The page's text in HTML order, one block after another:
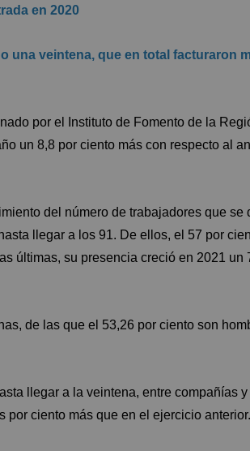
en 2020
una veintena, que en total facturaron
por el Instituto de Fomento de la
un 8,8 por ciento más con respecto al
del número de trabajadores que se
llegar a los 91. De ellos, el 57 por
últimas, su presencia creció en 2021 un
de las que el 53,26 por ciento son
llegar a la veintena, entre compañías
por ciento más que en el ejercicio anterior.